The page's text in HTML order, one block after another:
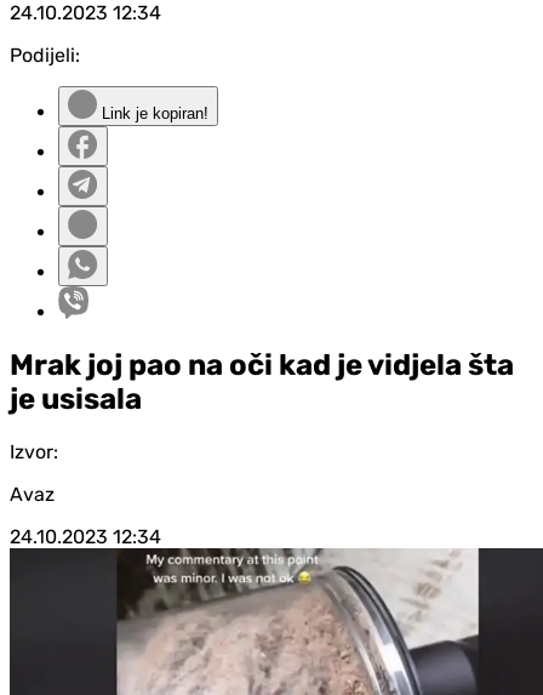
24.10.2023 12:34
Podijeli:
Link je kopiran!
Mrak joj pao na oči kad je vidjela šta
je usisala
Izvor:
Avaz
24.10.2023 12:34